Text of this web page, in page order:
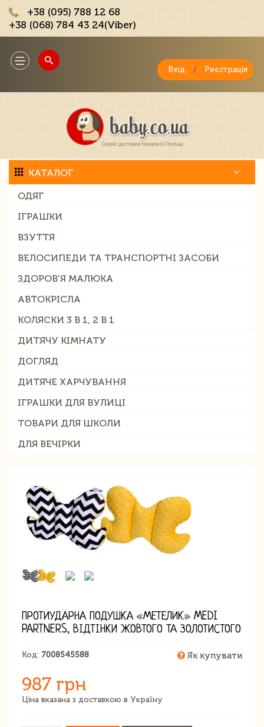
+38 (095) 788 12 68
+38 (068) 784 43 24(Viber)
Toggle
navigation
Вхід / Реєстрація
КАТАЛОГ
ОДЯГ
ІГРАШКИ
ВЗУТТЯ
ВЕЛОСИПЕДИ ТА ТРАНСПОРТНІ ЗАСОБИ
ЗДОРОВ'Я МАЛЮКА
АВТОКРІСЛА
КОЛЯСКИ 3 В 1, 2 В 1
ДИТЯЧУ КІМНАТУ
ДОГЛЯД
ДИТЯЧЕ ХАРЧУВАННЯ
ІГРАШКИ ДЛЯ ВУЛИЦІ
ТОВАРИ ДЛЯ ШКОЛИ
ДЛЯ ВЕЧІРКИ
ПРОТИУДАРНА ПОДУШКА «МЕТЕЛИК» MEDI
PARTNERS, ВІДТІНКИ ЖОВТОГО ТА ЗОЛОТИСТОГО
Код: 7008545588 Як купувати
987 грн
Ціна вказана з доставкою в Україну